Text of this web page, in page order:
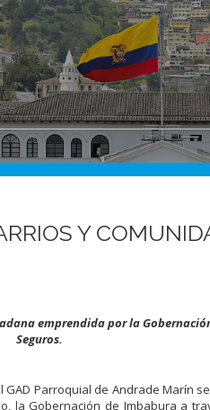
Y
emprendida por la
Seguros.
Parroquial de Andrade Marín
la Gobernación de Imbabura a